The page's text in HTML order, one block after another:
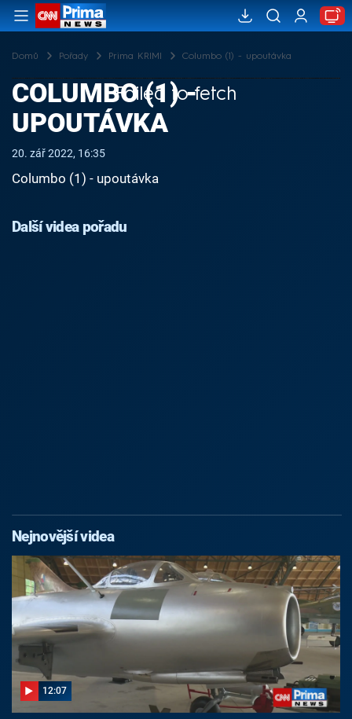
Domů Pořady Prima KRIMI Columbo (1) - upoutávka
Failed to fetch
COLUMBO (1) -
UPOUTÁVKA
20. zář 2022, 16:35
Columbo (1) - upoutávka
Další videa pořadu
Nejnovější videa
12:07